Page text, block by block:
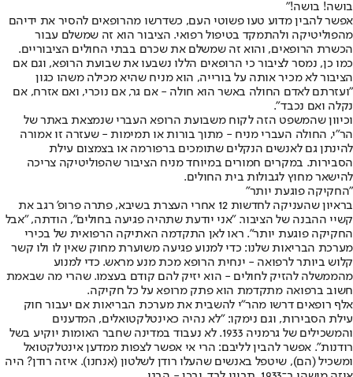
בושה! בושה!"
אפשר להבין מדוע טעו פשוטי העם, כשדרשו מהרופאים להסיר את ידיהם
מהפוליטיקה ולהתמקד בטיפול רפואי. הציבור הוא זה שמשלם עבור
הכשרת הרופאים, והוא זה שמשלם את שכרם בבתי החולים הציבוריים.
כמו כן, נמסר לציבור כי הרופאים הללו נשבעו את שבועת הרופא, וגם אם
הציבור לא מכיר אותה על בורייה, הוא מניח שהיא מכילה משהו כגון
"ועזרתם לאדם החולה באשר הוא חולה - אם גר, אם נוכרי, ואם אזרח, אם
נקלה ואם נכבד".
וכיוון שהמשפט הזה לקוח משבועת הרופא העברי שנמצאת באתר של
הר"י, החולה העברי מניח - מתוך בורות או תמימות - שעזרה זו אמורה
להינתן גם לאנשים הנקלים שתומכים ברפורמה או בצמצום עילת
הסבירות. במקרים חמורים במיוחד מניח הציבור שהפוליטיקה צריכה
להישאר מחוץ לגבולות בית החולים.
"החקיקה פוגעת יותר"
בראיון שהעניקה לחדשות 12 אחרי העצרת בשיבא, פתרה פרופ' רגב את
קשיי ההבנה של הציבור. "אני יודעת שתהיה פגיעה בחולים", הודתה, "אבל
החקיקה פוגעת יותר". ראו לאן התקדמה האתיקה הרפואית של בכירי
מערכת הבריאות שלנו: כדי למנוע פגיעה משוערת מחוק שאין לו ולו קשר
קלוש ביותר לרפואה - ינחית הרופא מכת מנע מראש. כדי למנוע
מהממשלה להזיק לחולים - הוא יזיק להם קודם בעצמו. שהרי מה שבאמת
חשוב ברפואה מתקדמת הוא פתק מרופא על כל חקיקה.
אלף רופאים דרשו מהר"י להשבית את מערכת הבריאות אם יעבור חוק
עילת הסבירות, וגם נימקו: "לא נהיה כאינטלקטואלים, המדענים
והמשכילים של גרמניה 1933. לא נעבוד במדינה שחבר האומות יוקיע בשל
רודנות". אפשר להבין לליבם: הרי אי אפשר לצפות ממדען אינטלקטואל
ומשכיל (הם), שיטפל באנשים שהעלו רודן לשלטון (אנחנו). איזה רודן? היה